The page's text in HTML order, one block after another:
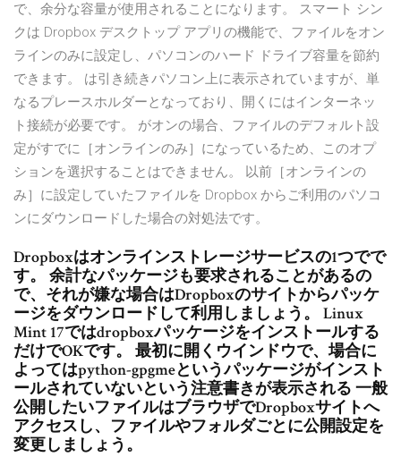
で、余分な容量が使用されることになります。 スマート シン
クは Dropbox デスクトップ アプリの機能で、ファイルをオン
ラインのみに設定し、パソコンのハード ドライブ容量を節約
できます。 は引き続きパソコン上に表示されていますが、単
なるプレースホルダーとなっており、開くにはインターネッ
ト接続が必要です。 がオンの場合、ファイルのデフォルト設
定がすでに［オンラインのみ］になっているため、このオプ
ションを選択することはできません。 以前［オンラインの
み］に設定していたファイルを Dropbox からご利用のパソコ
ンにダウンロードした場合の対処法です。
Dropboxはオンラインストレージサービスの1つでで
す。 余計なパッケージも要求されることがあるの
で、それが嫌な場合はDropboxのサイトからパッケ
ージをダウンロードして利用しましょう。 Linux
Mint 17ではdropboxパッケージをインストールする
だけでOKです。 最初に開くウインドウで、場合に
よってはpython-gpgmeというパッケージがインスト
ールされていないという注意書きが表示される 一般
公開したいファイルはブラウザでDropboxサイトへ
アクセスし、ファイルやフォルダごとに公開設定を
変更しましょう。